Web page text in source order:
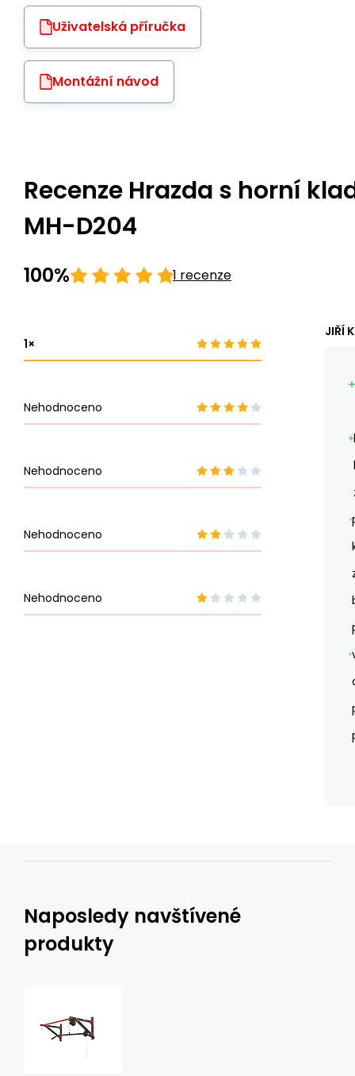
Uživatelská příručka
Montážní návod
Recenze Hrazda s horní
MH-D204
100% 1 recenze
1
Nehodnoceno
Nehodnoceno
Nehodnoceno
Nehodnoceno
JIŘÍ
Naposledy navštívené
produkty